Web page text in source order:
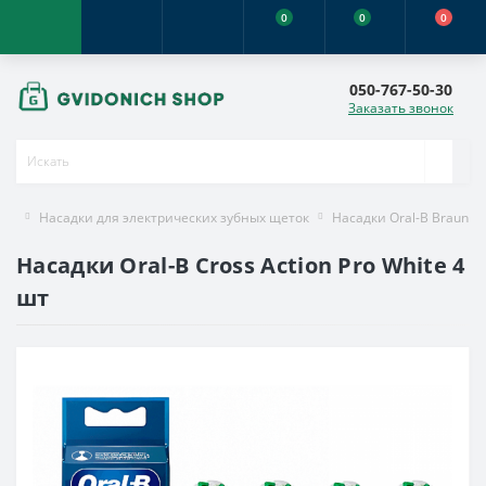
0 0 0
050-767-50-30
Заказать звонок
Насадки для электрических зубных щеток Насадки Oral-B Braun
Насадки Oral-B Cross Action Pro White 4
шт